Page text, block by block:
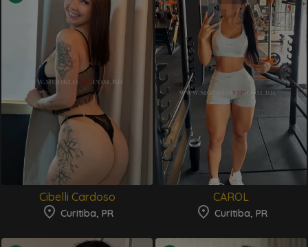
Cibelli Cardoso
Curitiba, PR
CAROL
Curitiba, PR